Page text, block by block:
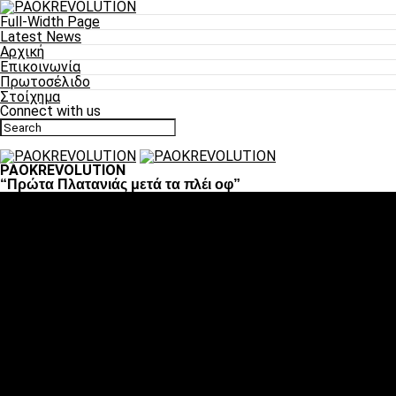
Full-Width Page
Latest News
Αρχική
Επικοινωνία
Πρωτοσέλιδο
Στοίχημα
Connect with us
PAOKREVOLUTION
“Πρώτα Πλατανιάς μετά τα πλέι οφ”